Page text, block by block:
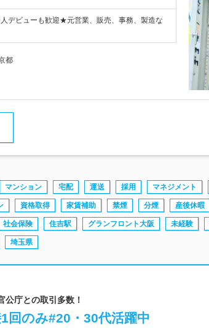
デビューも歓迎★元営業、販売、事務、製造な
都
マンション 宅配 運送 採用 マネジメント
資格取得 家賃補助 禁煙 分煙 産後休暇
社会保険 住吉駅 グランフロント大阪 未経験
埼玉県
庁との取引多数！
回のみ#20・30代活躍中